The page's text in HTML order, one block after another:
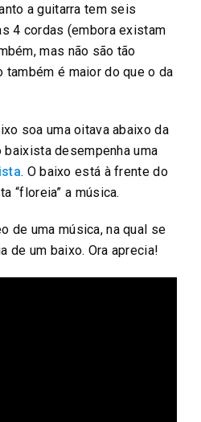
a guitarra tem seis
4 cordas (embora existam
mas não são tão
também é maior do que o da
soa uma oitava abaixo da
desempenha uma
. O baixo está à frente do
“floreia” a música.
de uma música, na qual se
de um baixo. Ora aprecia!